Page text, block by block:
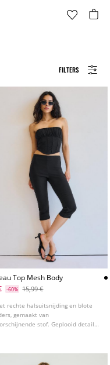
FILTERS
Top Mesh Body
-60% 15,99 €
rechte halsuitsnijding en blote
gemaakt van
stof. Geplooid detail